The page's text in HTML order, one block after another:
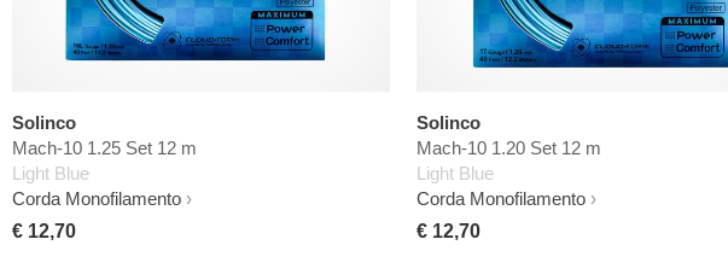
Solinco
Mach-10 1.25 Set 12 m
Light Blue
Corda Monofilamento
€ 12,70
Solinco
Mach-10 1.20 Set 12 m
Light Blue
Corda Monofilamento
€ 12,70